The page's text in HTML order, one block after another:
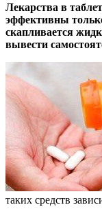
Лекарства в
эффективны
скапливается
вывести
таких средств